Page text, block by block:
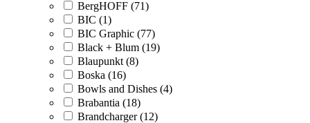
BergHOFF (71)
BIC (1)
BIC Graphic (77)
Black + Blum (19)
Blaupunkt (8)
Boska (16)
Bowls and Dishes (4)
Brabantia (18)
Brandcharger (12)